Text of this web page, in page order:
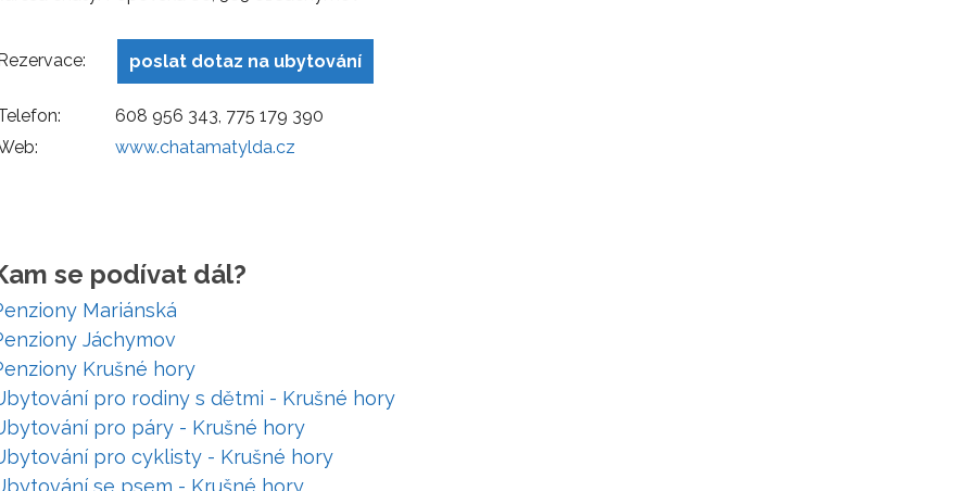
poslat dotaz na ubytování
608 956 343, 775 179 390
www.chatamatylda.cz
se podívat dál?
Mariánská
Jáchymov
Krušné hory
pro rodiny s dětmi - Krušné hory
pro páry - Krušné hory
pro cyklisty - Krušné hory
se psem - Krušné hory